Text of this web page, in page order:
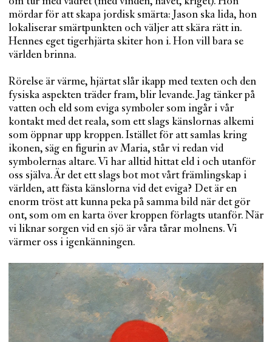
mördar för att skapa jordisk smärta: Jason ska lida, hon
lokaliserar smärtpunkten och väljer att skära rätt in.
Hennes eget tigerhjärta skiter hon i. Hon vill bara se
världen brinna.
Rörelse är värme, hjärtat slår ikapp med texten och den
fysiska aspekten träder fram, blir levande. Jag tänker på
vatten och eld som eviga symboler som ingår i vår
kontakt med det reala, som ett slags känslornas alkemi
som öppnar upp kroppen. Istället för att samlas kring
ikonen, säg en figurin av Maria, står vi redan vid
symbolernas altare. Vi har alltid hittat eld i och utanför
oss själva. Är det ett slags bot mot vårt främlingskap i
världen, att fästa känslorna vid det eviga? Det är en
enorm tröst att kunna peka på samma bild när det gör
ont, som om en karta över kroppen förlagts utanför. När
vi liknar sorgen vid en sjö är våra tårar molnens. Vi
värmer oss i igenkänningen.